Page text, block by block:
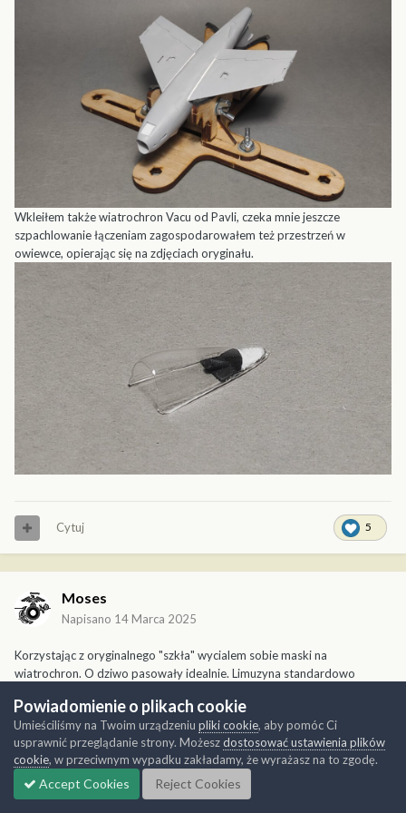
Wkleiłem także wiatrochron Vacu od Pavli, czeka mnie jeszcze
szpachlowanie łączeniam zagospodarowałem też przestrzeń w
owiewce, opierając się na zdjęciach oryginału.
5
Cytuj
Moses
Napisano 14 Marca 2025
Korzystając z oryginalnego "szkła" wycialem sobie maski na
wiatrochron. O dziwo pasowały idealnie. Limuzyna standardowo
psiknalem czarnym surfacerem.
Przykleiłem też boczne wloty powietrza, korygując wcześniej ich
kształt.
Powiadomienie o plikach cookie
Umieściliśmy na Twoim urządzeniu pliki cookie, aby pomóc Ci
usprawnić przeglądanie strony. Możeszdostosować ustawienia plików
cookie, w przeciwnym wypadku zakładamy, że wyrażasz na to zgodę.
Accept Cookies Reject Cookies